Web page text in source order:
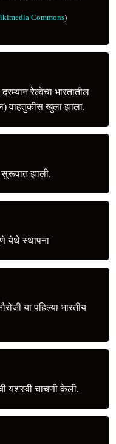
Commons)
रेल्वेचा भारतातील
वाहतुकीस खुला झाला.
सुरूवात झाली.
येथे स्थापना
या पहिल्या भारतीय
यशस्वी चाचणी केली.